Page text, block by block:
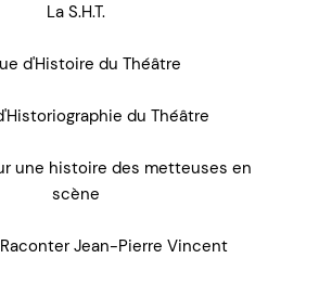
La S.H.T.
d'Histoire du Théâtre
du Théâtre
une histoire des metteuses en
scène
Jean-Pierre Vincent